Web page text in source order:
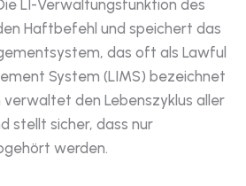
LI-Verwaltungsfunktion des
Haftbefehl und speichert das
das oft als Lawful
System (LIMS) bezeichnet
verwaltet den Lebenszyklus aller
stellt sicher, dass nur
werden.